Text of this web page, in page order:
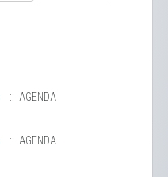
:: AGENDA
:: AGENDA